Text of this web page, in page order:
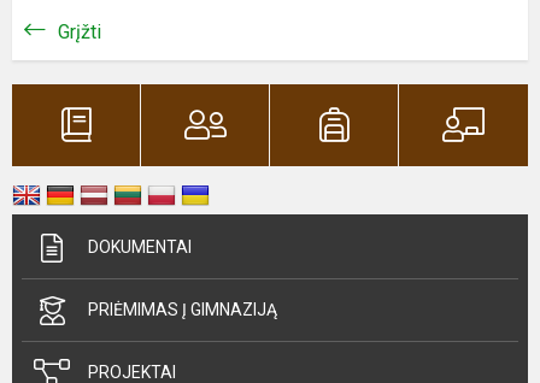
Grįžti
DOKUMENTAI
PRIĖMIMAS Į GIMNAZIJĄ
PROJEKTAI